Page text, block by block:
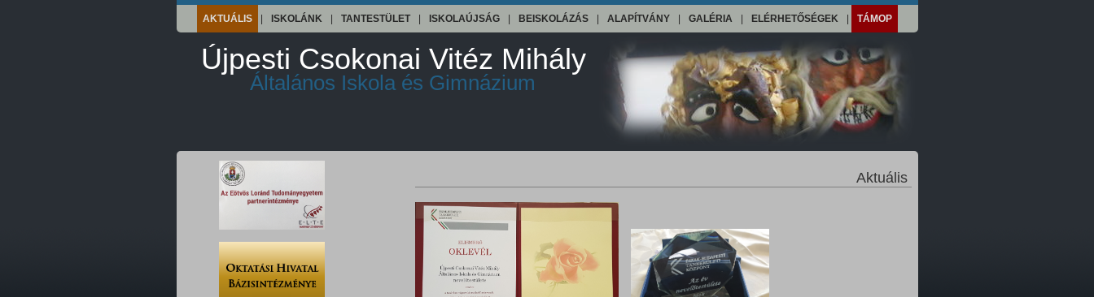
AKTUÁLIS ISKOLÁNK TANTESTÜLET ISKOLAÚJSÁG BEISKOLÁZÁS ALAPÍTVÁNY GALÉRIA ELÉRHETŐSÉGEK TÁMOP
Újpesti Csokonai Vitéz Mihály
Általános Iskola és Gimnázium
Aktuális